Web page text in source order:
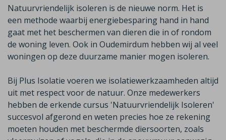
Natuurvriendelijk isoleren is de nieuwe norm. Het is
een methode waarbij energiebesparing hand in hand
gaat met het beschermen van dieren die in of rondom
de woning leven. Ook in Oudemirdum hebben wij al veel
woningen op deze duurzame manier mogen isoleren.
Bij Plus Isolatie voeren we isolatiewerkzaamheden altijd
uit met respect voor de natuur. Onze medewerkers
hebben de erkende cursus 'Natuurvriendelijk Isoleren'
succesvol afgerond en weten precies hoe ze rekening
moeten houden met beschermde diersoorten, zoals